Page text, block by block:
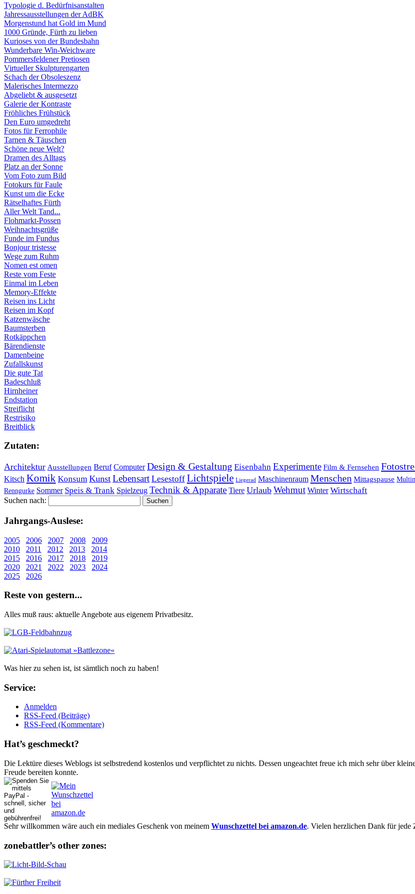
Typologie d. Bedürfnisanstalten
Jahressausstellungen der AdBK
Morgenstund hat Gold im Mund
1000 Gründe, Fürth zu lieben
Kurioses von der Bundesbahn
Wunderbare Win-Weichware
Pommersfeldener Pretiosen
Virtueller Skulpturengarten
Schach der Obsoleszenz
Malerisches Intermezzo
Abgeliebt & ausgesetzt
Galerie der Kontraste
Fröhliches Frühstück
Den Euro umgedreht
Fotos für Ferrophile
Tarnen & Täuschen
Schöne neue Welt?
Dramen des Alltags
Platz an der Sonne
Vom Foto zum Bild
Fotokurs für Faule
Kunst um die Ecke
Rätselhaftes Fürth
Aller Welt Tand...
Flohmarkt-Possen
Weihnachtsgrüße
Funde im Fundus
Bonjour tristesse
Wege zum Ruhm
Nomen est omen
Reste vom Feste
Einmal im Leben
Memory-Effekte
Reisen ins Licht
Reisen im Kopf
Katzenwäsche
Baumsterben
Rotkäppchen
Bärendienste
Damenbeine
Zufallskunst
Die gute Tat
Badeschluß
Hirnheiner
Endstation
Streiflicht
Restrisiko
Breitblick
Zu­ta­ten:
Architektur Ausstellungen Beruf Computer Design & Gestaltung Eisenbahn Experimente Film & Fernsehen
Kitsch Komik Konsum Kunst Lebensart Lesestoff Lichtspiele Liegerad Maschinenraum Menschen Mittagspause
Renngurke Sommer Speis & Trank Spielzeug Technik & Apparate Tiere Urlaub Wehmut Winter Wirtschaft
Suchen nach:
Jahr­gangs-Aus­le­se:
2005 2006 2007 2008
2009
2010
2011 2012 2013
2014
2015
2016 2017 2018
2019
2020
2021 2022 2023
2024
2025
2026
Re­ste von ge­stern...
Alles muß raus: aktuelle An­ge­bo­te aus eigenem Privatbesitz.
Was hier zu sehen ist, ist sämt­lich noch zu haben!
Ser­vice:
Anmelden
RSS-Feed (Beiträge)
RSS-Feed (Kommentare)
Hat’s ge­schmeckt?
Die Lektüre dieses Weblogs ist selbstredend kostenlos und ver­pflich­tet zu nichts. Dessen un­ge­achtet freue ich mich sehr über
Freude bereiten konnte.
Sehr willkommen wäre auch ein mediales Geschenk von meinem Wunschzettel bei amazon.de. Vielen herzlichen Dank für
zonebattler’s other zo­nes: